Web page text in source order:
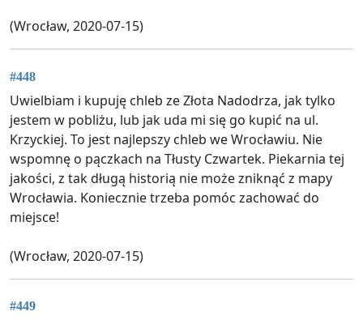
(Wrocław, 2020-07-15)
#448
Uwielbiam i kupuję chleb ze Złota Nadodrza, jak tylko
jestem w pobliżu, lub jak uda mi się go kupić na ul.
Krzyckiej. To jest najlepszy chleb we Wrocławiu. Nie
wspomnę o pączkach na Tłusty Czwartek. Piekarnia tej
jakości, z tak długą historią nie może zniknąć z mapy
Wrocławia. Koniecznie trzeba pomóc zachować do
miejsce!
(Wrocław, 2020-07-15)
#449